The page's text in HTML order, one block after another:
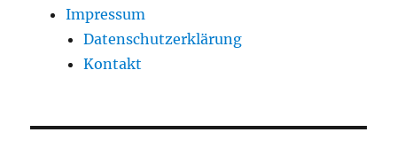
Impressum
Datenschutzerklärung
Kontakt